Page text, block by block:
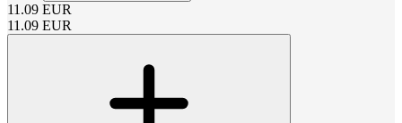
11.09 EUR
11.09 EUR